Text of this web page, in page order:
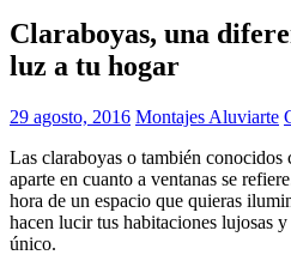
Claraboyas, una
luz a tu hogar
29 agosto, 2016 Montajes Aluviarte
Las claraboyas o también
aparte en cuanto a ventanas se
hora de un espacio que quieras
hacen lucir tus habitaciones lujosas
único.